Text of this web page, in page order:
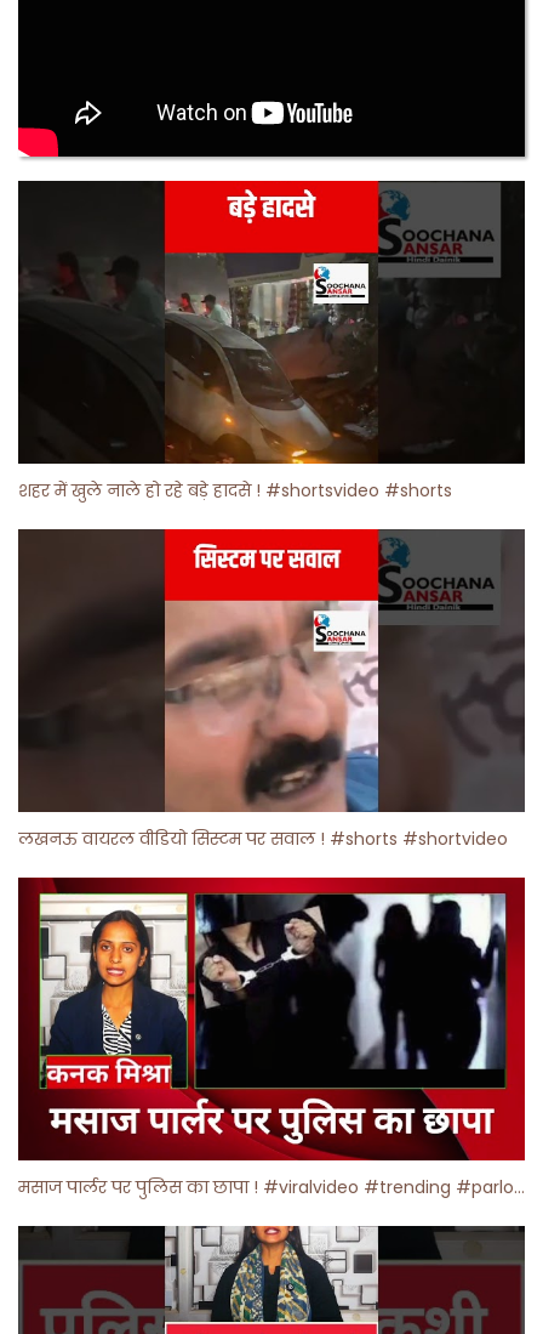
शहर में खुले नाले हो रहे बड़े हादसे ! #shortsvideo #shorts
लखनऊ वायरल वीडियो सिस्टम पर सवाल ! #shorts #shortvideo
मसाज पार्लर पर पुलिस का छापा ! #viralvideo #trending #parlour